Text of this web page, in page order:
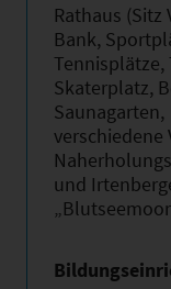
Rathaus
Bank,
Skaterplatz,
Saunagarten,
verschiedene
und